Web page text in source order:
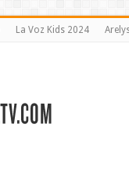
La Voz Kids 2024